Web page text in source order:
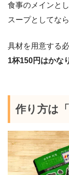
食事のメインと
スープとしてな
具材を用意する
1杯150円はかな
作り方は